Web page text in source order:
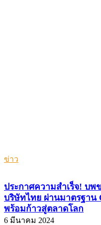
ข่าว
ประกาศความสำเร็จ! บ
บริษัทไทย ผ่านมาตรฐาน
พร้อมก้าวสู่ตลาดโลก
6 มีนาคม 2024